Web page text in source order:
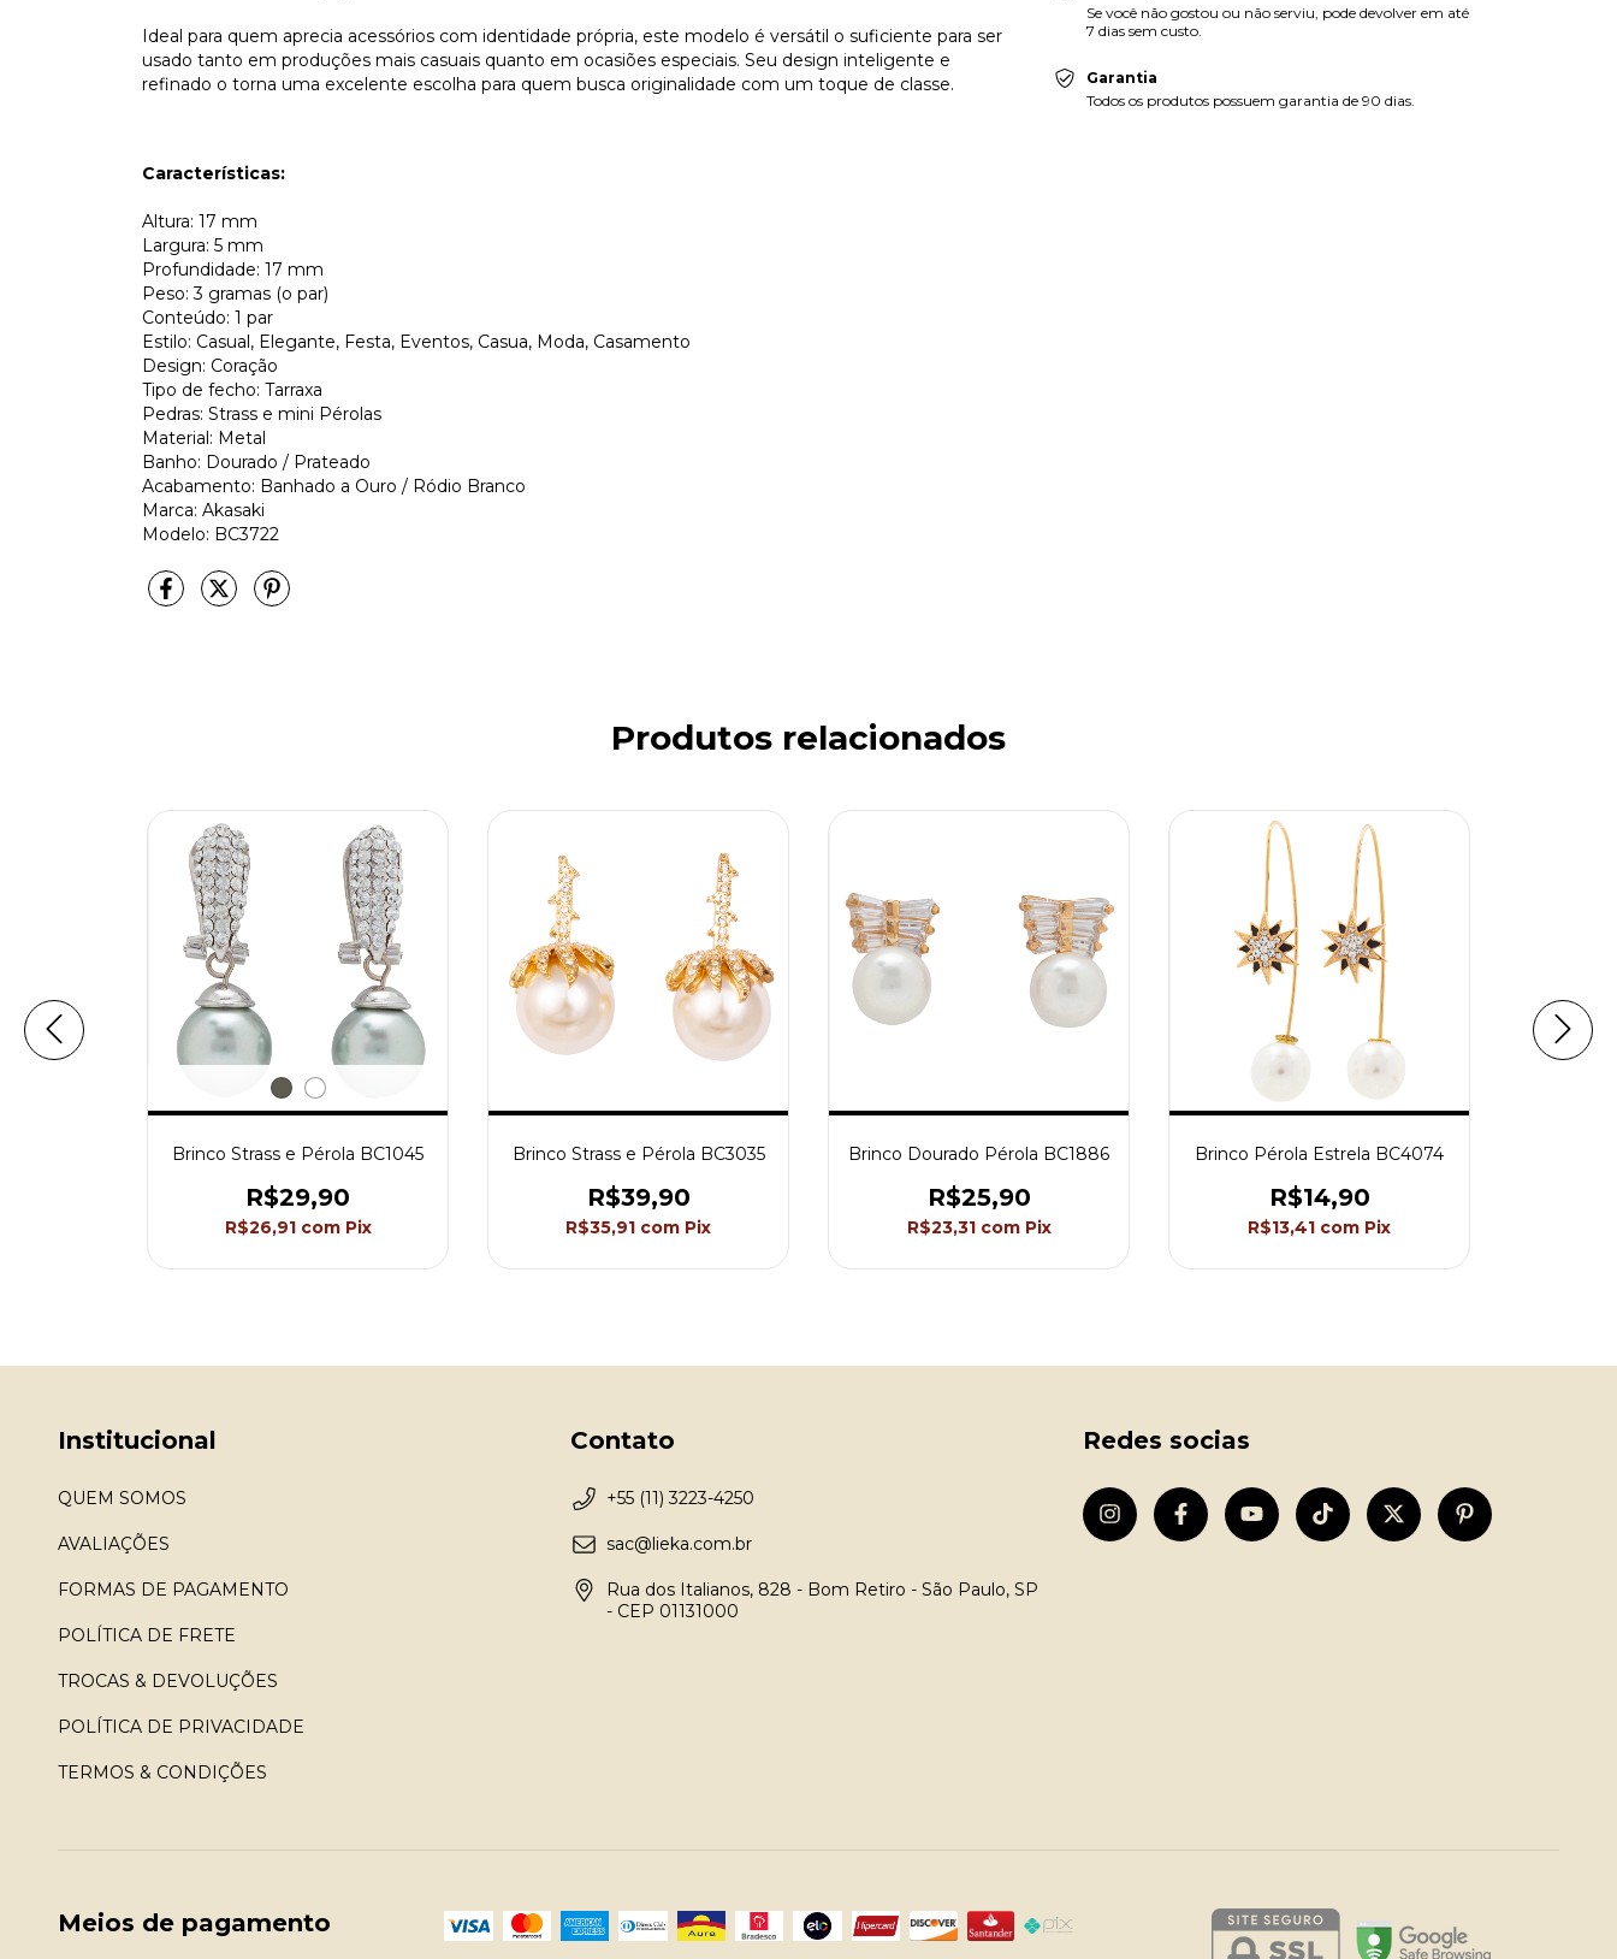
Ideal para quem aprecia acessórios com identidade própria, este modelo é versátil o suficiente para ser
usado tanto em produções mais casuais quanto em ocasiões especiais. Seu design inteligente e
refinado o torna uma excelente escolha para quem busca originalidade com um toque de classe.
Características:
Altura: 17 mm
Largura: 5 mm
Profundidade: 17 mm
Peso: 3 gramas (o par)
Conteúdo: 1 par
Estilo: Casual, Elegante, Festa, Eventos, Casua, Moda, Casamento
Design: Coração
Tipo de fecho: Tarraxa
Pedras: Strass e mini Pérolas
Material: Metal
Banho: Dourado / Prateado
Acabamento: Banhado a Ouro / Ródio Branco
Marca: Akasaki
Modelo: BC3722
Se você não gostou ou não serviu, pode devolver em até
7 dias sem custo.
Garantia
Todos os produtos possuem garantia de 90 dias.
Produtos relacionados
Brinco Strass e Pérola BC1045
R$29,90
R$26,91 com Pix
Brinco Strass e Pérola BC3035
R$39,90
R$35,91 com Pix
Brinco Dourado Pérola BC1886
R$25,90
R$23,31 com Pix
Brinco Pérola Estrela BC4074
R$14,90
R$13,41 com Pix
Institucional
QUEM SOMOS
AVALIAÇÕES
FORMAS DE PAGAMENTO
POLÍTICA DE FRETE
TROCAS & DEVOLUÇÕES
POLÍTICA DE PRIVACIDADE
TERMOS & CONDIÇÕES
Contato
+55 (11) 3223-4250
sac@lieka.com.br
Rua dos Italianos, 828 - Bom Retiro - São Paulo, SP
- CEP 01131000
Redes socias
Meios de pagamento